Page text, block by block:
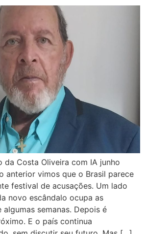
da Costa Oliveira com IA junho
anterior vimos que o Brasil parece
festival de acusações. Um lado
novo escândalo ocupa as
algumas semanas. Depois é
E o país continua